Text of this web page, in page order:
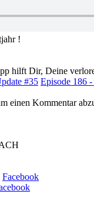
!
hilft Dir, Deine
#35 Episode 186
einen Kommentar
Facebook